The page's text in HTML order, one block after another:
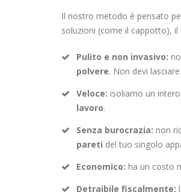
Il nostro metodo è pensato
soluzioni (come il cappotto),
Pulito e non invasivo:
polvere. Non devi
Veloce: isoliamo un
lavoro.
Senza burocrazia: non
pareti del tuo singolo
Economico: ha un costo
Detraibile fiscalmente: